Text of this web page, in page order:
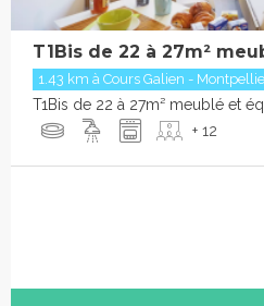
T1Bis de 22 à 27m²
1.43 km à Cours Galien -
T1Bis de 22 à 27m² meublé et
+ 12